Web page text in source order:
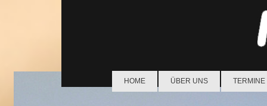
HOME ÜBER UNS TERMINE